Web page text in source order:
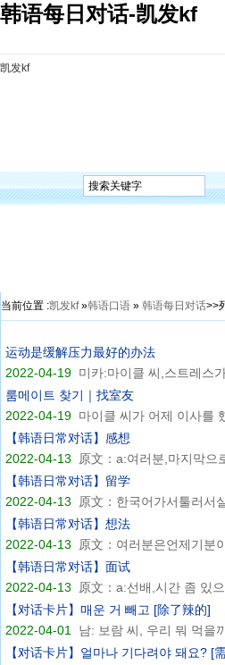
韩语每日对话-凯发kf
凯发kf
当前位置 :凯发kf»韩语口语 » 韩语每日对话>>
运动是缓解压力最好的办法
2022-04-19 미카:마이클 씨,스트레스
룸메이트 찾기｜找室友
2022-04-19 마이클 씨가 어제 이사를
【韩语日常对话】感想
2022-04-13
原文：a:여러분,마지막으
【韩语日常对话】留学
2022-04-13
原文：한국어가서툴러서
【韩语日常对话】想法
2022-04-13
原文：여러분은언제기분
【韩语日常对话】面试
2022-04-13
原文：a:선배,시간 좀 있
【对话卡片】매운 거 빼고 [除了辣的]
2022-04-01
남: 보람 씨, 우리 뭐 먹
【对话卡片】얼마나 기다려야 돼요? [